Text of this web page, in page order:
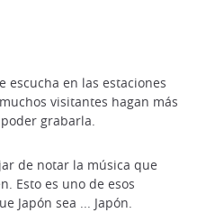
escucha en las estaciones
visitantes hagan más
grabarla.
de notar la música que
Esto es uno de esos
Japón sea ... Japón.